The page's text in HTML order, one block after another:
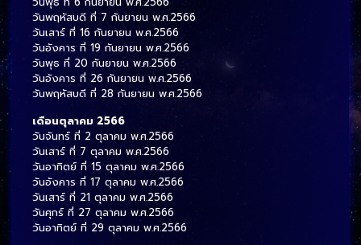
วันพฤหัสบดี ที่ 7 กันยายน พ.ศ.2566
วันเสาร์ ที่ 16 กันยายน พ.ศ.2566
วันอังคาร ที่ 19 กันยายน พ.ศ.2566
วันพุธ ที่ 20 กันยายน พ.ศ.2566
วันอังคาร ที่ 26 กันยายน พ.ศ.2566
วันพฤหัสบดี ที่ 28 กันยายน พ.ศ.2566
เดือนตุลาคม 2566
วันจันทร์ ที่ 2 ตุลาคม พ.ศ.2566
วันเสาร์ ที่ 7 ตุลาคม พ.ศ.2566
วันอาทิตย์ ที่ 15 ตุลาคม พ.ศ.2566
วันอังคาร ที่ 17 ตุลาคม พ.ศ.2566
วันเสาร์ ที่ 21 ตุลาคม พ.ศ.2566
วันศุกร์ ที่ 27 ตุลาคม พ.ศ.2566
วันอาทิตย์ ที่ 29 ตุลาคม พ.ศ.2566